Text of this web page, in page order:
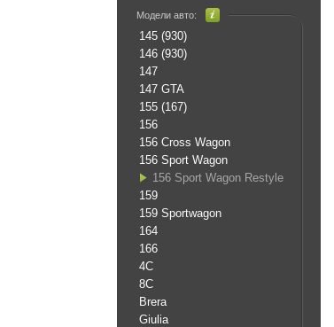
Модели авто:
145 (930)
146 (930)
147
147 GTA
155 (167)
156
156 Cross Wagon
156 Sport Wagon
156 Sport Wagon Restyle
159
159 Sportwagon
164
166
4C
8C
Brera
Giulia